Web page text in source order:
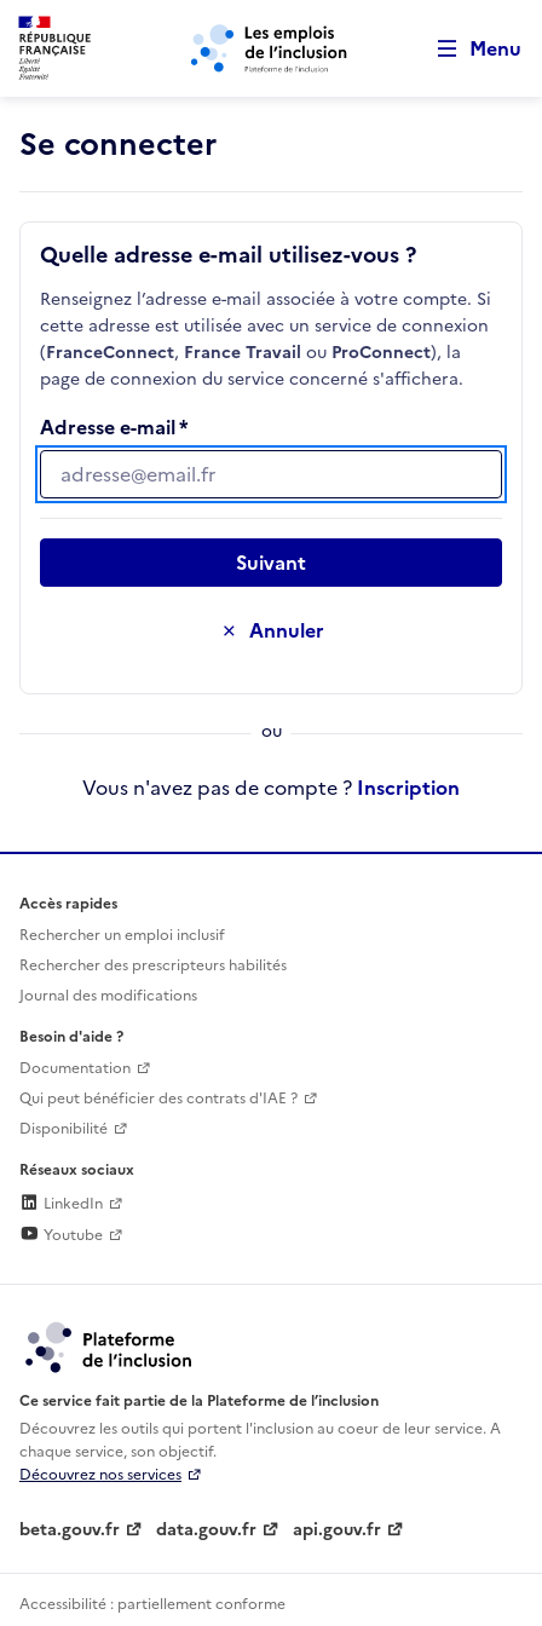
Aller au menu principal Aller au contenu principal
Menu
Se connecter
Quelle adresse e-mail utilisez-vous ?
Renseignez l’adresse e-mail associée à votre compte. Si
cette adresse est utilisée avec un service de connexion
(FranceConnect, France Travail ou ProConnect), la
page de connexion du service concerné s'affichera.
Adresse e-mail
Adresse e-mail
Annuler
Suivant
Vous n'avez pas de compte ? Inscription
Accès rapides
Rechercher un emploi inclusif
Rechercher des prescripteurs habilités
Journal des modifications
Besoin d'aide ?
Documentation
Qui peut bénéficier des contrats d'IAE ?
Disponibilité
Réseaux sociaux
LinkedIn
Youtube
Ce service fait partie de la Plateforme de l’inclusion
Découvrez les outils qui portent l'inclusion aucoeur de leur service. A
chaque service, son objectif.
Découvrez nos services
beta.gouv.fr data.gouv.fr api.gouv.fr
Accessibilité : partiellement conforme
Retour au début de la page
Panneau de gestion des cookies